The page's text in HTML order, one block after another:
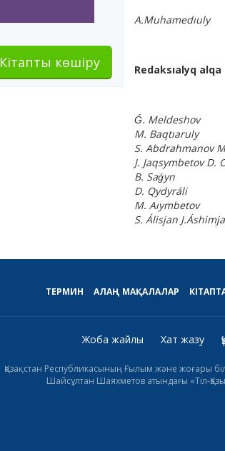
Кітапты көшіру
A.Muhamedıuly
Redaksıalyq alqa
Ǵ. Meldeshov
M. Baqtıaruly
S. Abdrahmanov
J. Jaqsymbetov D.
B. Saǵyn
D. Qydyráli
M. Aıymbetov
S. Álisjan
ТЕРМИН АЛАҢ МАҚАЛАЛАР
Жоба жайлы Хат жазу
Қазақстан Республикасының Ғылым және жоғары
Шайсұлтан Шаяхметов атындағы «Тіл-